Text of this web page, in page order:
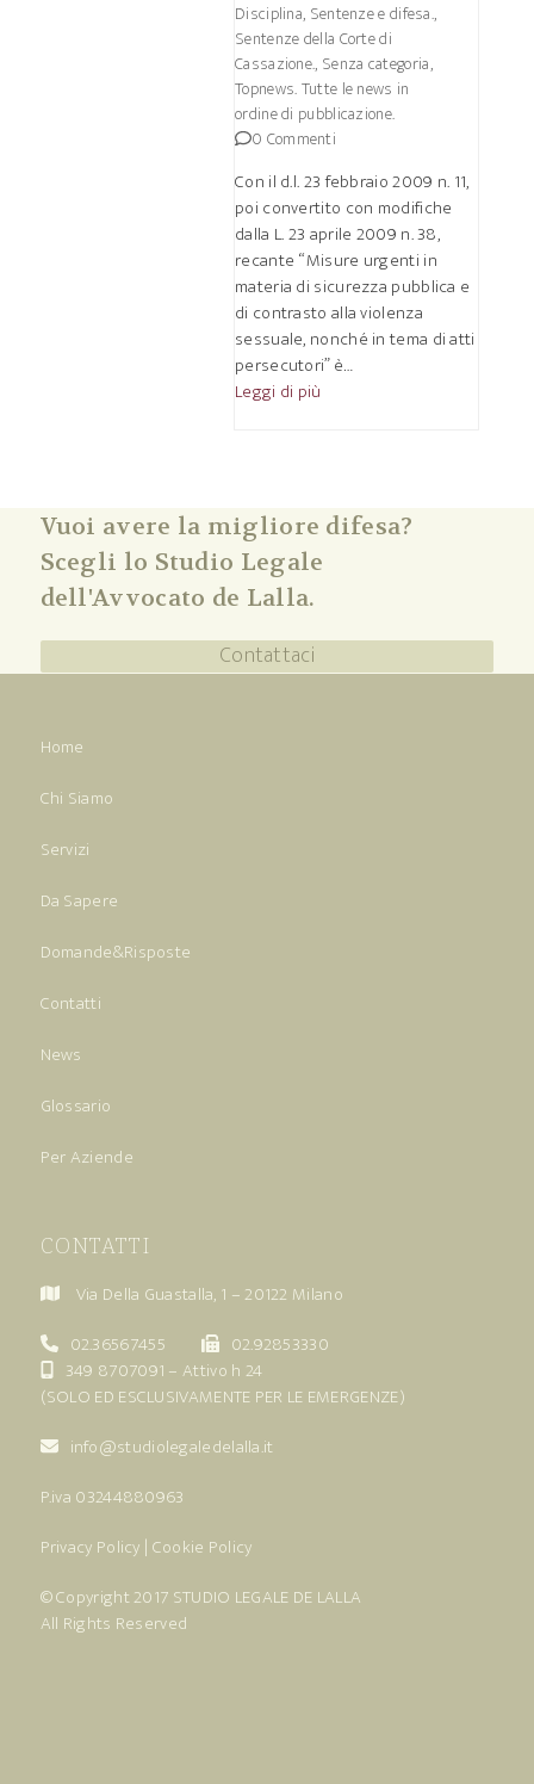
Disciplina, Sentenze e difesa.,
Sentenze della Corte di
Cassazione., Senza categoria,
Topnews. Tutte le news in
ordine di pubblicazione.
0 Commenti
Con il d.l. 23 febbraio 2009 n. 11,
poi convertito con modifiche
dalla L. 23 aprile 2009 n. 38,
recante “Misure urgenti in
materia di sicurezza pubblica e
di contrasto alla violenza
sessuale, nonché in tema di atti
persecutori” è…
Leggi di più
Vuoi avere la migliore difesa?
Scegli lo Studio Legale
dell'Avvocato de Lalla.
Contattaci
Home
Chi Siamo
Servizi
Da Sapere
Domande&Risposte
Contatti
News
Glossario
Per Aziende
CONTATTI
Via Della Guastalla, 1 – 20122 Milano
02.36567455
02.92853330
349 8707091 – Attivo h 24
(SOLO ED ESCLUSIVAMENTE PER LE EMERGENZE)
info@studiolegaledelalla.it
P.iva 03244880963
Privacy Policy | Cookie Policy
© Copyright 2017 STUDIO LEGALE DE LALLA
All Rights Reserved